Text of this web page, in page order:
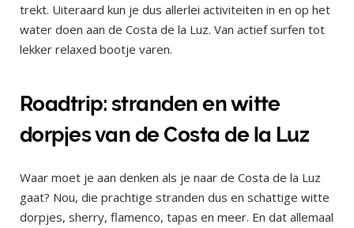
trekt. Uiteraard kun je dus allerlei activiteiten in en op het
water doen aan de Costa de la Luz. Van actief surfen tot
lekker relaxed bootje varen.
Roadtrip: stranden en witte
dorpjes van de Costa de la Luz
Waar moet je aan denken als je naar de Costa de la Luz
gaat? Nou, die prachtige stranden dus en schattige witte
dorpjes, sherry, flamenco, tapas en meer. En dat allemaal